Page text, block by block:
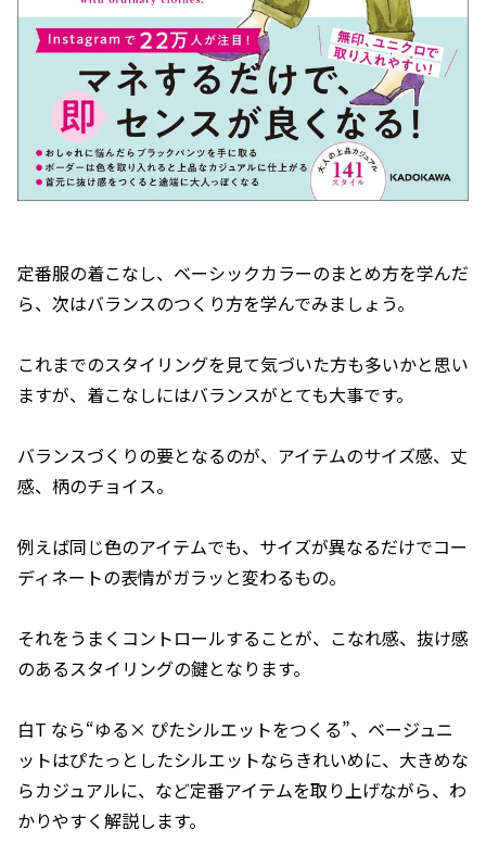
定番服の着こなし、ベーシックカラーのまとめ方を学んだ
ら、次はバランスのつくり方を学んでみましょう。
これまでのスタイリングを見て気づいた方も多いかと思い
ますが、着こなしにはバランスがとても大事です。
バランスづくりの要となるのが、アイテムのサイズ感、丈
感、柄のチョイス。
例えば同じ色のアイテムでも、サイズが異なるだけでコー
ディネートの表情がガラッと変わるもの。
それをうまくコントロールすることが、こなれ感、抜け感
のあるスタイリングの鍵となります。
白T なら“ゆる× ぴたシルエットをつくる”、ベージュニ
ットはぴたっとしたシルエットならきれいめに、大きめな
らカジュアルに、など定番アイテムを取り上げながら、わ
かりやすく解説します。